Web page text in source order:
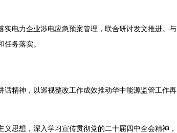
实电力企业涉电应急预案管理，联合研讨发文推进。与
务落实。
精神，以巡视整改工作成效推动华中能源监管工作再
思想，深入学习宣传贯彻党的二十届四中全会精神，